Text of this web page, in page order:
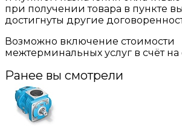
при получении товара в пункте
достигнуты другие
Возможно включение стоимости
межтерминальных услуг в счёт на
Ранее вы смотрели